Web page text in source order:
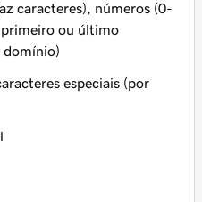
caracteres), números (0-
primeiro ou último
domínio)
especiais (por